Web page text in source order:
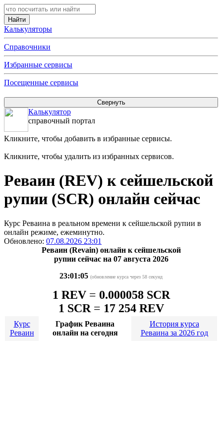
Калькуляторы
Справочники
Избранные сервисы
Посещенные сервисы
Калькулятор
справочный портал
Кликните, чтобы добавить в избранные сервисы.
Кликните, чтобы удалить из избранных сервисов.
Реваин (REV) к сейшельской
рупии (SCR) онлайн сейчас
Курс Реваина в реальном времени к сейшельской рупии в
онлайн режиме, ежеминутно.
Обновлено: 07.08.2026 23:01
Реваин (Revain) онлайн к сейшельской
рупии сейчас на 07 августа 2026
23:01:05 (обновление курса через 58 секунд
1 REV= 0.000058 SCR
1 SCR = 17 254 REV
Курс
Реваин
График Реваина
онлайн на сегодня
История курса
Реваина за 2026 год